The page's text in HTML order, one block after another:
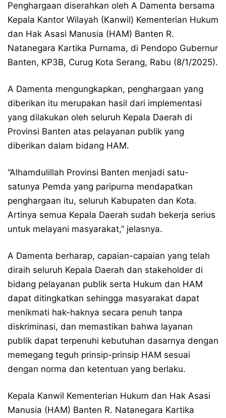
Penghargaan diserahkan oleh A Damenta bersama
Kepala Kantor Wilayah (Kanwil) Kementerian Hukum
dan Hak Asasi Manusia (HAM) Banten R.
Natanegara Kartika Purnama, di Pendopo Gubernur
Banten, KP3B, Curug Kota Serang, Rabu (8/1/2025).
A Damenta mengungkapkan, penghargaan yang
diberikan itu merupakan hasil dari implementasi
yang dilakukan oleh seluruh Kepala Daerah di
Provinsi Banten atas pelayanan publik yang
diberikan dalam bidang HAM.
“Alhamdulillah Provinsi Banten menjadi satu-
satunya Pemda yang paripurna mendapatkan
penghargaan itu, seluruh Kabupaten dan Kota.
Artinya semua Kepala Daerah sudah bekerja serius
untuk melayani masyarakat,” jelasnya.
A Damenta berharap, capaian-capaian yang telah
diraih seluruh Kepala Daerah dan stakeholder di
bidang pelayanan publik serta Hukum dan HAM
dapat ditingkatkan sehingga masyarakat dapat
menikmati hak-haknya secara penuh tanpa
diskriminasi, dan memastikan bahwa layanan
publik dapat terpenuhi kebutuhan dasarnya dengan
memegang teguh prinsip-prinsip HAM sesuai
dengan norma dan ketentuan yang berlaku.
Kepala Kanwil Kementerian Hukum dan Hak Asasi
Manusia (HAM) Banten R. Natanegara Kartika